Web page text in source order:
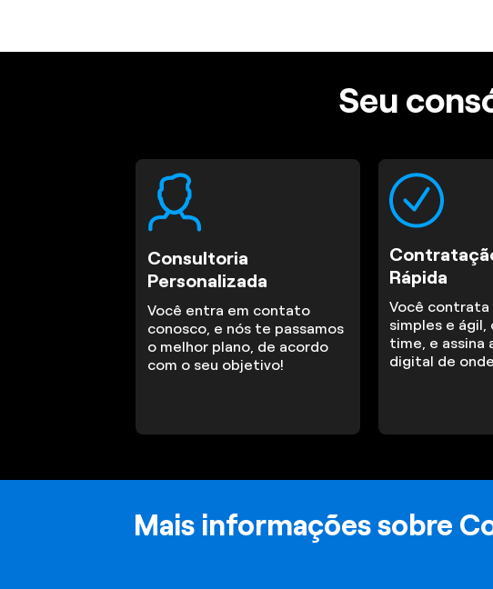
Seu
Consultoria
Personalizada
Você entra em contato
conosco, e nós te passamos
o melhor plano, de acordo
com o seu objetivo!
Rápida
Você contrata
simples e ágil,
time, e assina
digital de
Mais informações sobre